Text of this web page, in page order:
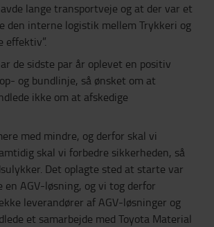
lange transportveje og at der var et
den interne logistik mellem Trykkeri og
effektiv”.
de sidste par år oplevet en positiv
og bundlinje, så ønsket om at
ikke om at afskedige
med mindre, og derfor skal vi
skal vi forbedre sikkerheden, så
Det oplagte sted at starte var
AGV-løsning, og vi tog derfor
leverandører af AGV-løsninger og
et samarbejde med Toyota Material